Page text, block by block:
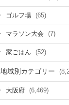
ゴルフ場 (65)
マラソン大会 (7)
家ごはん (52)
地域別カテゴリー
大阪府 (6,469)